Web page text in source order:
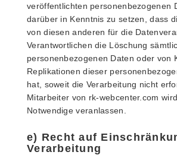
veröffentlichten personenbezogenen
darüber in Kenntnis zu setzen, dass
von diesen anderen für die
Verantwortlichen die Löschung
personenbezogenen Daten oder von
Replikationen dieser
hat, soweit die Verarbeitung nicht
Mitarbeiter von rk-webcenter.com
Notwendige veranlassen.
e) Recht auf
Verarbeitung